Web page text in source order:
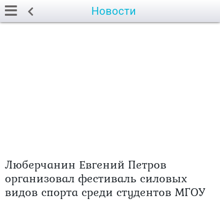
Новости
Люберчанин Евгений Петров
организовал фестиваль силовых
видов спорта среди студентов МГОУ